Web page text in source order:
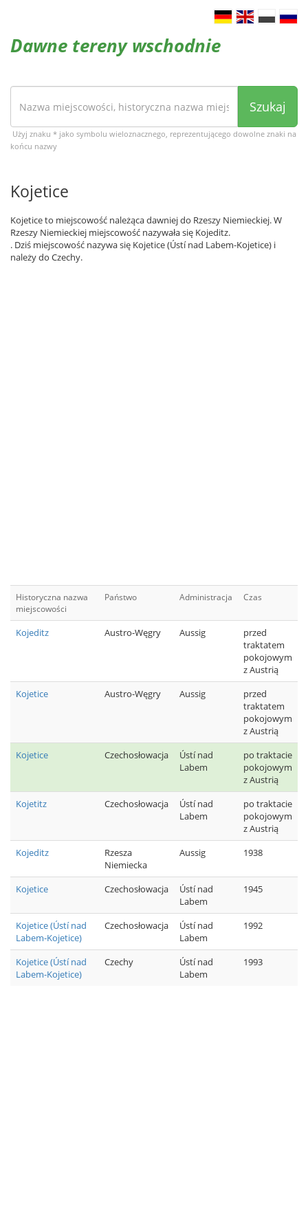
Dawne tereny wschodnie
Szukaj
Użyj znaku * jako symbolu wieloznacznego, reprezentującego dowolne znaki na
końcu nazwy
Kojetice
Kojetice to miejscowość należąca dawniej do Rzeszy Niemieckiej. W
Rzeszy Niemieckiej miejscowość nazywała się Kojeditz.
. Dziś miejscowość nazywa się Kojetice (Ústí nad Labem-Kojetice) i
należy do Czechy.
Historyczna nazwa
miejscowości
Państwo Administracja Czas
Kojeditz Austro-Węgry Aussig
przed
traktatem
pokojowym
z Austrią
Kojetice
Austro-Węgry Aussig
przed
traktatem
pokojowym
z Austrią
Kojetice
Czechosłowacja
Ústí nad
Labem
po traktacie
pokojowym
z Austrią
Kojetitz
Czechosłowacja
Ústí nad
Labem
po traktacie
pokojowym
z Austrią
Kojeditz
Rzesza
Niemiecka
Aussig 1938
Kojetice Czechosłowacja
Ústí nad
Labem
1945
Kojetice (Ústí nad
Labem-Kojetice)
Czechosłowacja
Ústí nad
Labem
1992
Kojetice (Ústí nad
Labem-Kojetice)
Czechy
Ústí nad
Labem
1993